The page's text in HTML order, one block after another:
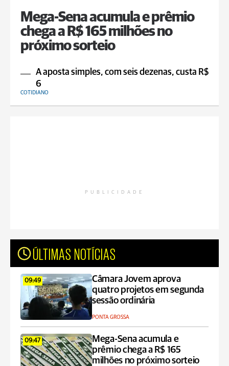
Mega-Sena acumula e prêmio
chega a R$ 165 milhões no
próximo sorteio
A aposta simples, com seis dezenas, custa R$
6
COTIDIANO
PUBLICIDADE
ÚLTIMAS NOTÍCIAS
09:49
Câmara Jovem aprova
quatro projetos em segunda
sessão ordinária
PONTA GROSSA
09:47
Mega-Sena acumula e
prêmio chega a R$ 165
milhões no próximo sorteio